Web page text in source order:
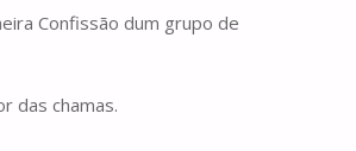
Confissão dum grupo de
das chamas.